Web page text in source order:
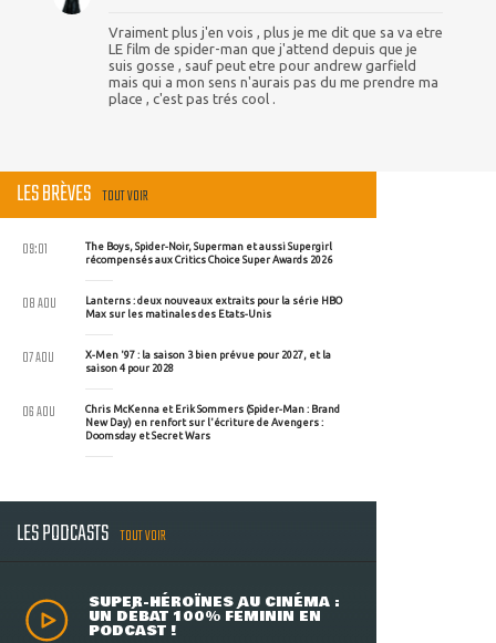
Vraiment plus j'en vois , plus je me dit que sa va etre
LE film de spider-man que j'attend depuis que je
suis gosse , sauf peut etre pour andrew garfield
mais qui a mon sens n'aurais pas du me prendre ma
place , c'est pas trés cool .
LES BRÈVES TOUT VOIR
The Boys, Spider-Noir, Superman et aussi Supergirl
récompensés aux Critics Choice Super Awards 2026
09:01
Lanterns : deux nouveaux extraits pour la série HBO
Max sur les matinales des Etats-Unis
08 AOU
X-Men '97 : la saison 3 bien prévue pour 2027, et la
saison 4 pour 2028
07 AOU
Chris McKenna et Erik Sommers (Spider-Man : Brand
New Day) en renfort sur l'écriture de Avengers :
Doomsday et Secret Wars
06 AOU
LES PODCASTS TOUT VOIR
SUPER-HÉROÏNES AU CINÉMA :
UN DÉBAT 100% FÉMININ EN
PODCAST !